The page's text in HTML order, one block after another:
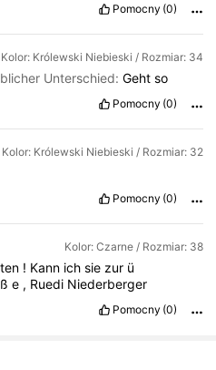
Pomocny (0)
Kolor: Królewski Niebieski / Rozmiar: 34
Unterschied:Gehtso
Pomocny (0)
Kolor: Królewski Niebieski / Rozmiar: 32
Pomocny (0)
Kolor: Czarne / Rozmiar: 38
! Kann ichsie zur ü
e , Ruedi Niederberger
Pomocny (0)